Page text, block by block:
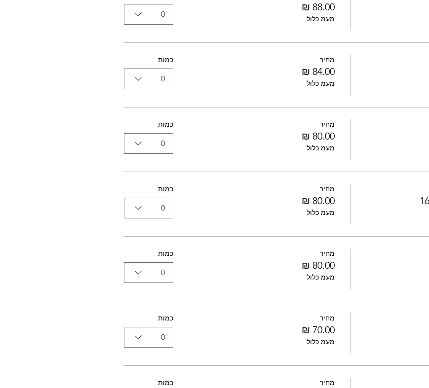
מעמ כלול 0
מחיר
מעמ כלול
כמות
0
מחיר
מעמ כלול
כמות
0
מחיר
מעמ כלול
כמות
0
מחיר
מעמ כלול
כמות
0
מחיר
מעמ כלול
כמות
0
מחיר כמות